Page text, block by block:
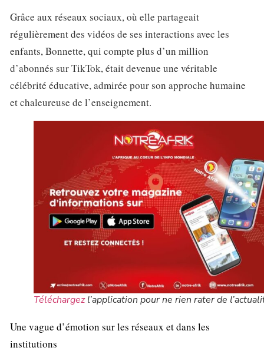
Grâce aux réseaux sociaux, où elle partageait
régulièrement des vidéos de ses interactions avec les
enfants, Bonnette, qui compte plus d’un million
d’abonnés sur TikTok, était devenue une véritable
célébrité éducative, admirée pour son approche humaine
et chaleureuse de l’enseignement.
Téléchargezl’application pour ne rien rater de
Une vague d’émotion sur les réseaux et dans les
institutions